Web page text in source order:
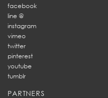
facebook
line @
instagram
vimeo
twitter
pinterest
youtube
tumblr
PARTNERS